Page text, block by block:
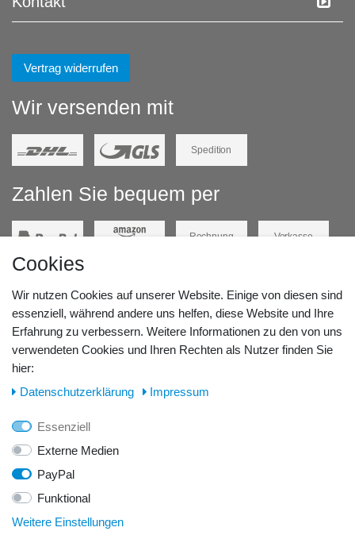
Vertrag widerrufen
Wir versenden mit
Spedition
Zahlen Sie bequem per
Rechnung Vorkasse
Unsere Lageradresse:
GeBOOTE24 - Martin Rolle & Iris Kleiner GbR
Tel.: 0176 42 28 58 17
E-Mail:
info@geboote24.de
Cookies
Wir nutzen Cookies auf unserer Website. Einige von diesen sind
essenziell, während andere uns helfen, diese Website und Ihre
Erfahrung zu verbessern. Weitere Informationen zu den von uns
verwendeten Cookies und Ihren Rechten als Nutzer finden Sie
hier:
Daten­schutz­erklärung
Impressum
Essenziell
Externe Medien
PayPal
Funktional
Weitere Einstellungen